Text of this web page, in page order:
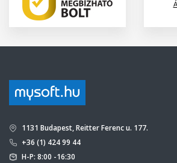
1131 Budapest, Reitter Ferenc u. 177.
+36 (1) 424 99 44
H-P: 8:00 -16:30